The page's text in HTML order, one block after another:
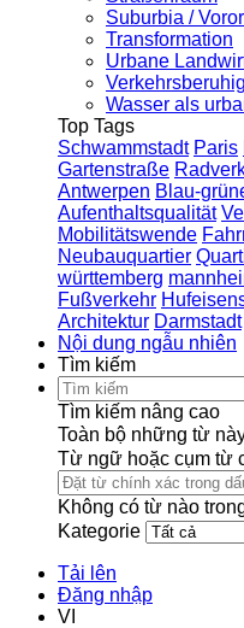
Suburbia /
Transformation
Urbane
Wasser als
Top Tags
Schwammstadt Paris
Gartenstraße
Antwerpen Blau-
Aufenthaltsqualität
Mobilitätswende
Neubauquartier
württemberg
Fußverkehr
Architektur Darmstadt
Nội dung ngẫu nhiên
Tìm kiếm
Tìm kiếm nâng cao
Toàn bộ những từ
Từ ngữ hoặc cụm từ
Không có từ nào
Kategorie
Tải lên
Đăng nhập
VI